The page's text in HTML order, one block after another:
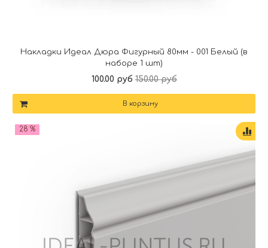
Накладки Идеал Дюра Фигурный 80мм - 001 Белый (в
наборе 1 шт)
100.00 руб 150.00 руб
В корзину
28 %